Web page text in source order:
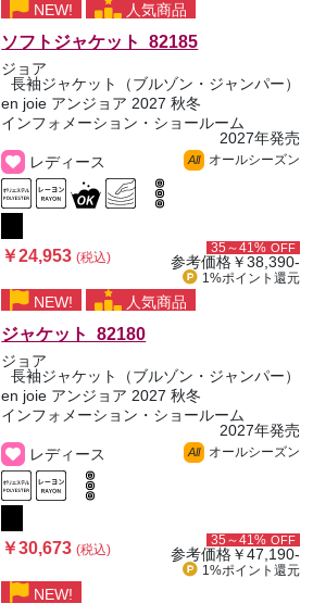
NEW! 人気商品
ソフトジャケット 82185
ジョア
長袖ジャケット（ブルゾン・ジャンパー）
en joie アンジョア 2027 秋冬
インフォメーション・ショールーム
2027年発売
レディース
All オールシーズン
￥24,953(税込)
35～41% OFF
参考価格￥38,390-
1%ポイント 還元
NEW! 人気商品
ジャケット 82180
ジョア
長袖ジャケット（ブルゾン・ジャンパー）
en joie アンジョア 2027 秋冬
インフォメーション・ショールーム
2027年発売
レディース
All オールシーズン
￥30,673(税込)
35～41% OFF
参考価格￥47,190-
1%ポイント 還元
NEW!